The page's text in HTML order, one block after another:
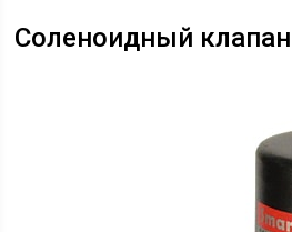
Соленоидный клапан